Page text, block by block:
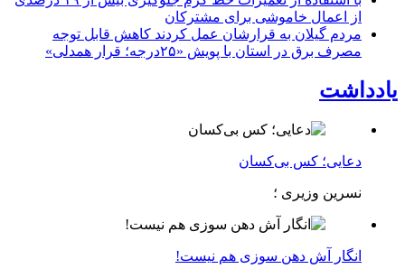
از اعمال خاموشی برای مشتركان
مردم گیلان به قرارشان عمل کردند كاهش قابل توجه
مصرف برق در استان با پویش «۲۵درجه؛ قرار همدلی»
یادداشت
دعایی؛ کس بی‌کسان
نسرین وزیری ؛
انگار آش دهن سوزی هم نیست!